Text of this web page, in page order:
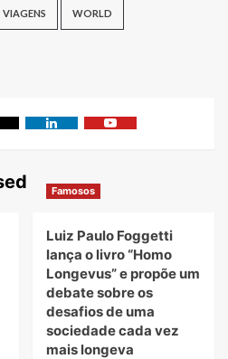
VIAGENS WORLD
Famosos
Luiz Paulo Foggetti
lança o livro “Homo
Longevus” e propõe um
debate sobre os
desafios de uma
sociedade cada vez
mais longeva